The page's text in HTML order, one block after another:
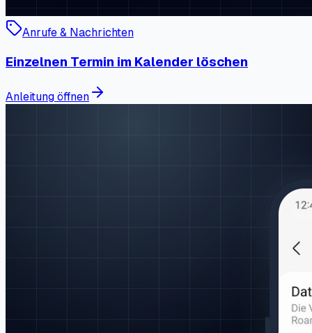
Anrufe & Nachrichten
Einzelnen Termin im Kalender löschen
Anleitung öffnen